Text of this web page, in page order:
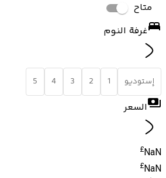
متاح
غرفة النوم
إستوديو 1
2
3
4
5
السعر
NaN
£
NaN
£